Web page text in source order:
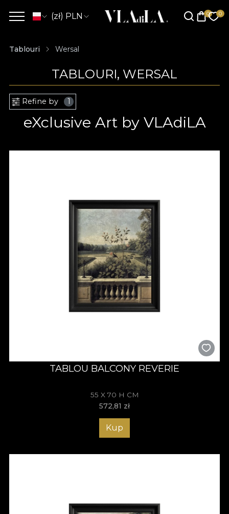
(zł) PLN
Tablouri Wersal
TABLOURI, WERSAL
Refine by 1
eXclusive Art by VLAdiLA
TABLOU BALCONY REVERIE
55 X 70 H CM
572,81 zł
Kup